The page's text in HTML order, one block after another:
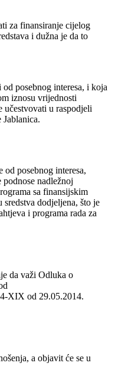
za finansiranje cijelog
i dužna je da to
posebnog interesa, i koja
iznosu vrijednosti
učestvovati u raspodjeli
Jablanica.
od posebnog interesa,
podnose nadležnoj
sa finansijskim
dodjeljena, što je
i programa rada za
da važi Odluka o
XIX od 29.05.2014.
a objavit će se u